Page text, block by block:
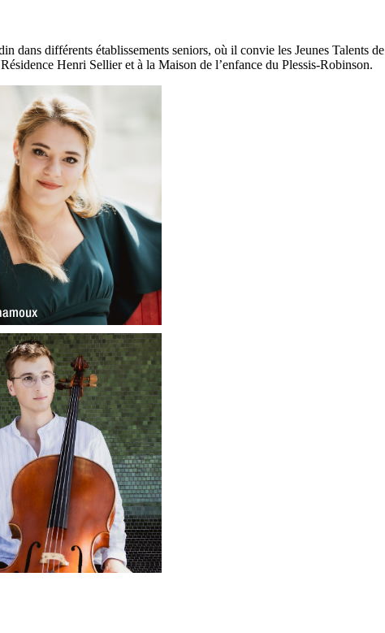
dans différents établissements seniors, où il convie les Jeunes Talents
Henri Sellier et à la Maison de l’enfance du Plessis-Robinson.